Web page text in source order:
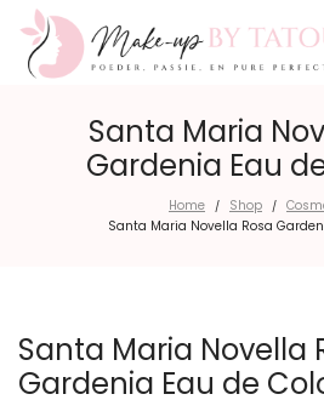
Santa Maria
Gardenia Eau
Home / Shop /
Santa Maria Novella Rosa
Santa Maria Novella
Gardenia Eau de